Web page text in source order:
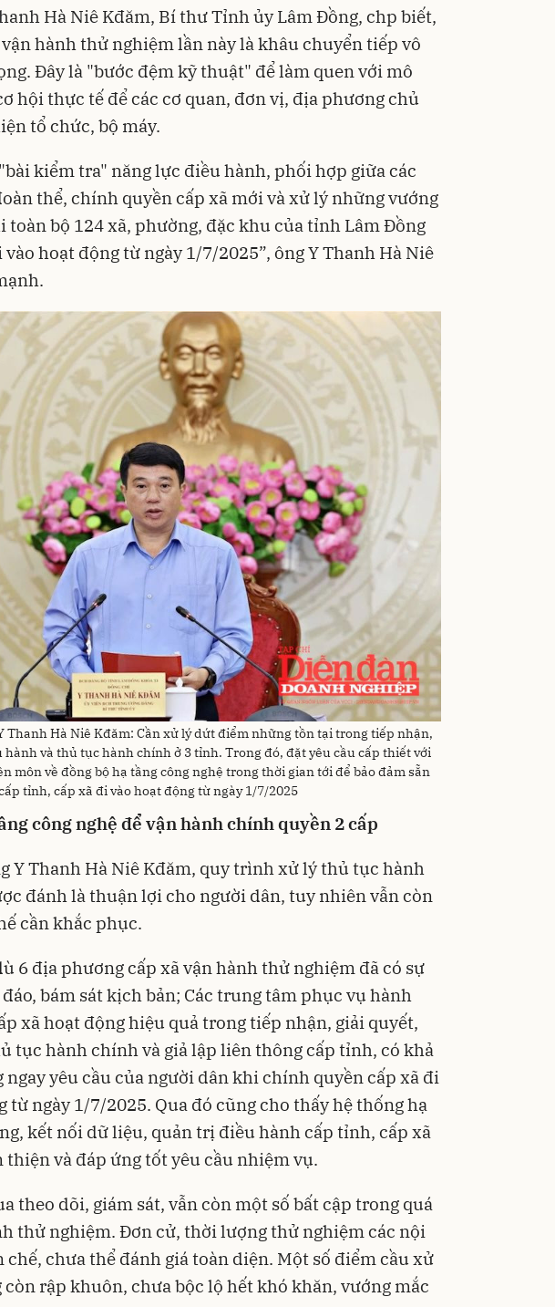
Hà Niê Kđăm, Bí thư Tỉnh ủy Lâm Đồng, chp biết,
hành thử nghiệm lần này là khâu chuyển tiếp vô
Đây là "bước đệm kỹ thuật" để làm quen với mô
hội thực tế để các cơ quan, đơn vị, địa phương chủ
tổ chức, bộ máy.
kiểm tra" năng lực điều hành, phối hợp giữa các
thể, chính quyền cấp xã mới và xử lý những vướng
toàn bộ 124 xã, phường, đặc khu của tỉnh Lâm Đồng
hoạt động từ ngày 1/7/2025”, ông Y Thanh Hà Niê
Thanh Hà Niê Kđăm: Cần xử lý dứt điểm những tồn tại trong tiếp nhận,
hành và thủ tục hành chính ở 3 tỉnh. Trong đó, đặt yêu cầu cấp thiết với
môn về đồng bộ hạ tầng công nghệ trong thời gian tới để bảo đảm sẵn
tỉnh, cấp xã đi vào hoạt động từ ngày 1/7/2025
công nghệ để vận hành chính quyền 2 cấp
Y Thanh Hà Niê Kđăm, quy trình xử lý thủ tục hành
đánh là thuận lợi cho người dân, tuy nhiên vẫn còn
cần khắc phục.
6 địa phương cấp xã vận hành thử nghiệm đã có sự
bám sát kịch bản; Các trung tâm phục vụ hành
xã hoạt động hiệu quả trong tiếp nhận, giải quyết,
tục hành chính và giả lập liên thông cấp tỉnh, có khả
ngay yêu cầu của người dân khi chính quyền cấp xã đi
từ ngày 1/7/2025. Qua đó cũng cho thấy hệ thống hạ
kết nối dữ liệu, quản trị điều hành cấp tỉnh, cấp xã
thiện và đáp ứng tốt yêu cầu nhiệm vụ.
theo dõi, giám sát, vẫn còn một số bất cập trong quá
thử nghiệm. Đơn cử, thời lượng thử nghiệm các nội
chế, chưa thể đánh giá toàn diện. Một số điểm cầu xử
rập khuôn, chưa bộc lộ hết khó khăn, vướng mắc